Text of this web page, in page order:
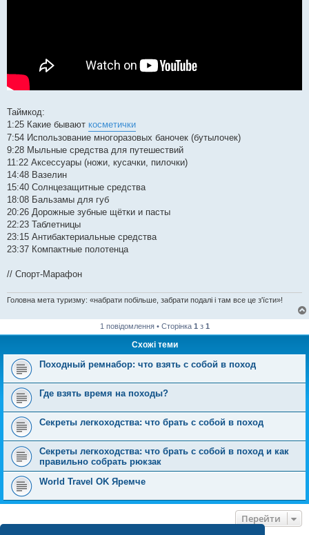
Таймкод:
1:25 Какие бывают косметички
7:54 Использование многоразовых баночек (бутылочек)
9:28 Мыльные средства для путешествий
11:22 Аксессуары (ножи, кусачки, пилочки)
14:48 Вазелин
15:40 Солнцезащитные средства
18:08 Бальзамы для губ
20:26 Дорожные зубные щётки и пасты
22:23 Таблетницы
23:15 Антибактериальные средства
23:37 Компактные полотенца
// Спорт-Марафон
Головна мета туризму: «набрати побільше, забрати подалі і там все це з'їсти»!
1 повідомлення • Сторінка 1 з 1
Схожі теми
Походный ремнабор: что взять с собой в поход
Где взять время на походы?
Секреты легкоходства: что брать с собой в поход
Секреты легкоходства: что брать с собой в поход и как
правильно собрать рюкзак
World Travel OK Яремче
Перейти